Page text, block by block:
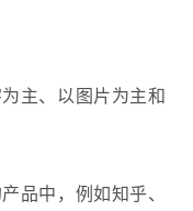
主、以图片为主和
品中，例如知乎、